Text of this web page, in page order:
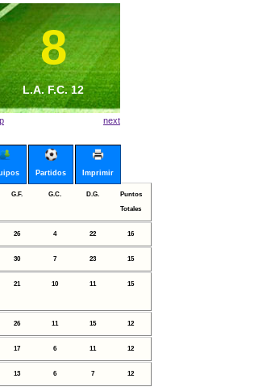
8
L.A. F.C. 12
next
Partidos Imprimir
G.F. G.C. D.G.
Puntos
Totales
26 4 22 16
30 7 23 15
21 10 11 15
26 11 15 12
17 6 11 12
13 6 7 12